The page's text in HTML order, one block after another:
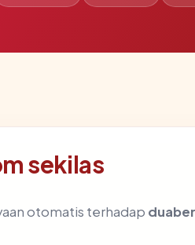
sekilas
otomatis terhadap